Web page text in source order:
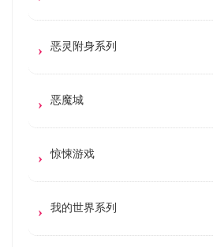
恶灵附身系列
恶魔城
惊悚游戏
我的世界系列